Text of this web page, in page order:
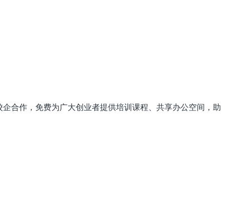
合作，免费为广大创业者提供培训课程、共享办公空间，助